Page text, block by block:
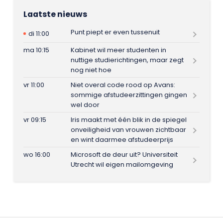
Laatste nieuws
di 11:00
Punt piept er even tussenuit
ma 10:15
Kabinet wil meer studenten in
nuttige studierichtingen, maar zegt
nog niet hoe
vr 11:00
Niet overal code rood op Avans:
sommige afstudeerzittingen gingen
wel door
vr 09:15
Iris maakt met één blik in de spiegel
onveiligheid van vrouwen zichtbaar
en wint daarmee afstudeerprijs
wo 16:00
Microsoft de deur uit? Universiteit
Utrecht wil eigen mailomgeving